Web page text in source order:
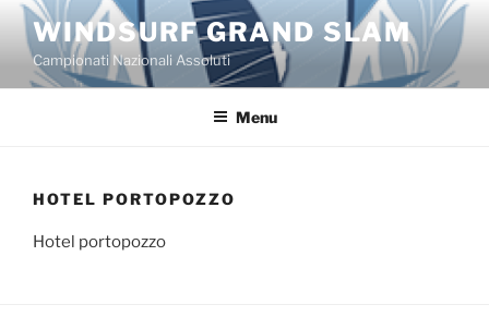
Salta
contenuto
WINDSURF GRAND SLAM
Campionati Nazionali Assoluti
Menu
HOTEL PORTOPOZZO
Hotel portopozzo